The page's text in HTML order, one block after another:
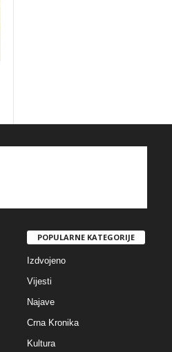
POPULARNE KATEGORIJE
Izdvojeno
Vijesti
Najave
Crna Kronika
Kultura